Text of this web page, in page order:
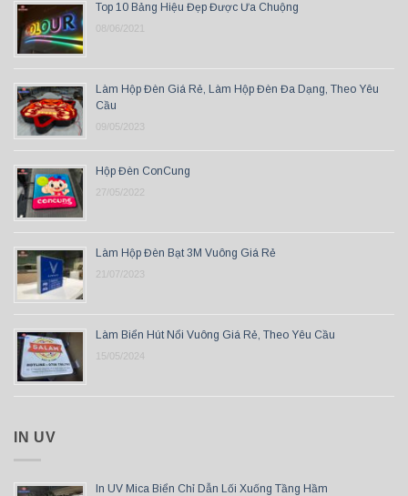
Top 10 Bảng Hiệu Đẹp Được Ưa Chuộng
08/06/2021
Làm Hộp Đèn Giá Rẻ, Làm Hộp Đèn Đa Dạng, Theo Yêu
Cầu
09/05/2023
Hộp Đèn ConCung
27/05/2022
Làm Hộp Đèn Bạt 3M Vuông Giá Rẻ
21/07/2023
Làm Biển Hút Nổi Vuông Giá Rẻ, Theo Yêu Cầu
15/05/2024
IN UV
In UV Mica Biển Chỉ Dẫn Lối Xuống Tầng Hầm